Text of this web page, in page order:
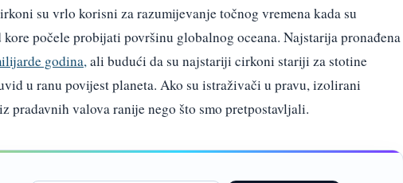
su vrlo korisni za razumijevanje točnog vremena kada su
počele probijati površinu globalnog oceana. Najstarija pronađena
godina,ali budući da su najstariji cirkoni stariji za stotine
u ranu povijest planeta. Ako su istraživači u pravu, izolirani
pradavnih valova ranije nego što smo pretpostavljali.